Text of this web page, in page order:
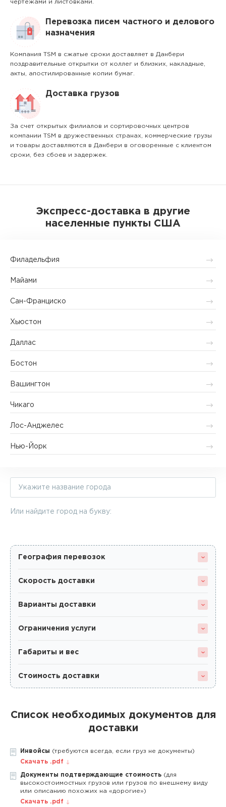
чертежами и листовками.
Перевозка писем частного и делового
назначения
Компания TSM в сжатые сроки доставляет в Данбери
поздравительные открытки от коллег и близких, накладные,
акты, апостилированные копии бумаг.
Доставка грузов
За счет открытых филиалов и сортировочных центров
компании TSM в дружественных странах, коммерческие грузы
и товары доставляются в Данбери в оговоренные с клиентом
сроки, без сбоев и задержек.
Экспресс-доставка в другие
населенные пункты США
Филадельфия
Майами
Сан-Франциско
Хьюстон
Даллас
Бостон
Вашингтон
Чикаго
Лос-Анджелес
Нью-Йорк
Или найдите город на букву:
География перевозок
Скорость доставки
Варианты доставки
Ограничения услуги
Габариты и вес
Стоимость доставки
Список необходимых документов для
доставки
Инвойсы (требуются всегда, если груз не документы)
Скачать .pdf
Документы подтверждающие стоимость (для
высокостоимостных грузов или грузов по внешнему виду
или описанию похожих на «дорогие»)
Скачать .pdf